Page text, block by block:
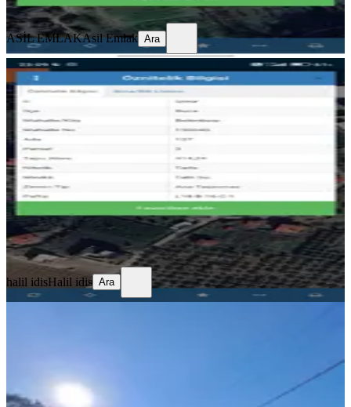
Ara
ASİL EMLAKAsil Emlak Ara
Sahibinden Sahibinden.mustakil(tek
Tapu)
Buca, Belenbaşı Mahallesi
9.058/m²·17.06.2025
halil idis Halil idis
Ara
halil idisHalil idis Ara